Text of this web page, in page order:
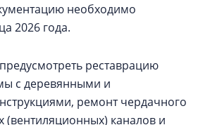
необходимо
2026 года.
реставрацию
с деревянными и
ремонт чердачного
(вентиляционных) каналов и